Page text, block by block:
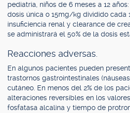
pediatría, niños de 6 meses a 12
dosis única o 15mg/kg dividido cada
insuficiencia renal y clearance de
se administrará el 50% de la dosis
Reacciones adversas.
En algunos pacientes pueden
trastornos gastrointestinales
cutáneo. En menos del 2% de los
alteraciones reversibles en los
fosfatasa alcalina y tiempo de